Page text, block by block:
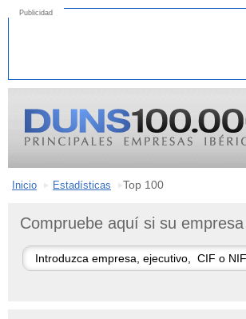
Publicidad
Inicio Estadísticas Top 100
Compruebe aquí si su